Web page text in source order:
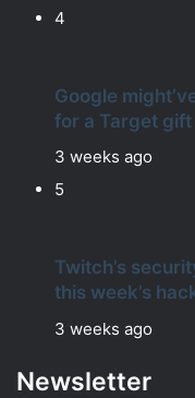
4
Google
for a Target
3 weeks ago
5
Twitch’s
this week’s
3 weeks ago
Newsletter